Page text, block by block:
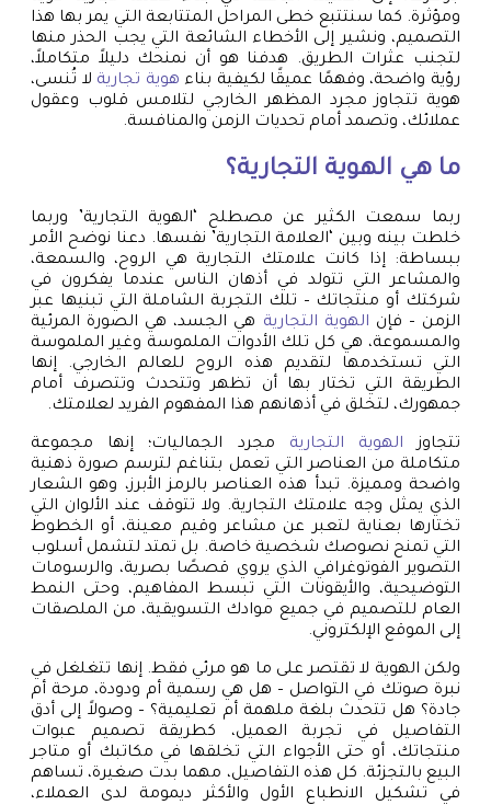
ومؤثرة. كما سنتتبع خطى المراحل المتتابعة التي يمر بها هذا
التصميم، ونشير إلى الأخطاء الشائعة التي يجب الحذر منها
لتجنب عثرات الطريق. هدفنا هو أن نمنحك دليلاً متكاملاً،
رؤية واضحة، وفهمًا عميقًا لكيفية بناء هوية تجارية لا تُنسى،
هوية تتجاوز مجرد المظهر الخارجي لتلامس قلوب وعقول
عملائك، وتصمد أمام تحديات الزمن والمنافسة.
ما هي الهوية التجارية؟
ربما سمعت الكثير عن مصطلح ‘الهوية التجارية’ وربما
خلطت بينه وبين ‘العلامة التجارية’ نفسها. دعنا نوضح الأمر
ببساطة: إذا كانت علامتك التجارية هي الروح، والسمعة،
والمشاعر التي تتولد في أذهان الناس عندما يفكرون في
شركتك أو منتجاتك – تلك التجربة الشاملة التي تبنيها عبر
الزمن – فإن الهوية التجارية هي الجسد، هي الصورة المرئية
والمسموعة، هي كل تلك الأدوات الملموسة وغير الملموسة
التي تستخدمها لتقديم هذه الروح للعالم الخارجي. إنها
الطريقة التي تختار بها أن تظهر وتتحدث وتتصرف أمام
جمهورك، لتخلق في أذهانهم هذا المفهوم الفريد لعلامتك.
تتجاوز الهوية التجارية مجرد الجماليات؛ إنها مجموعة
متكاملة من العناصر التي تعمل بتناغم لترسم صورة ذهنية
واضحة ومميزة. تبدأ هذه العناصر بالرمز الأبرز، وهو الشعار
الذي يمثل وجه علامتك التجارية. ولا تتوقف عند الألوان التي
تختارها بعناية لتعبر عن مشاعر وقيم معينة، أو الخطوط
التي تمنح نصوصك شخصية خاصة. بل تمتد لتشمل أسلوب
التصوير الفوتوغرافي الذي يروي قصصًا بصرية، والرسومات
التوضيحية، والأيقونات التي تبسط المفاهيم، وحتى النمط
العام للتصميم في جميع موادك التسويقية، من الملصقات
إلى الموقع الإلكتروني.
ولكن الهوية لا تقتصر على ما هو مرئي فقط. إنها تتغلغل في
نبرة صوتك في التواصل – هل هي رسمية أم ودودة، مرحة أم
جادة؟ هل تتحدث بلغة ملهمة أم تعليمية؟ – وصولاً إلى أدق
التفاصيل في تجربة العميل، كطريقة تصميم عبوات
منتجاتك، أو حتى الأجواء التي تخلقها في مكاتبك أو متاجر
البيع بالتجزئة. كل هذه التفاصيل، مهما بدت صغيرة، تساهم
في تشكيل الانطباع الأول والأكثر ديمومة لدى العملاء،